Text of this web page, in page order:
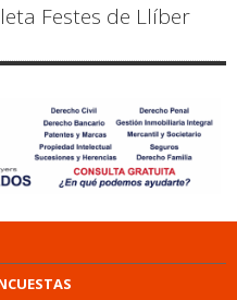
Festes de Llíber